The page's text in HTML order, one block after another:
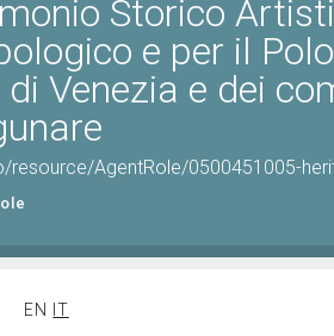
Storico
e per il
Venezia e dei
resource/AgentRole/0500451005-
EN
IT